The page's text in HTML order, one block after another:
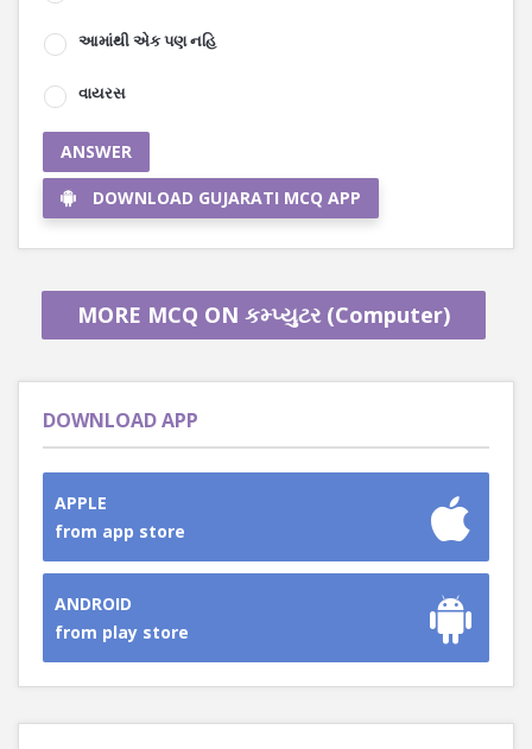
આમાંથી એક પણ નહિ
વાયરસ
ANSWER
DOWNLOAD GUJARATI MCQ APP
MORE MCQ ON કમ્પ્યુટર (Computer)
DOWNLOAD APP
APPLE
from app store
ANDROID
from play store